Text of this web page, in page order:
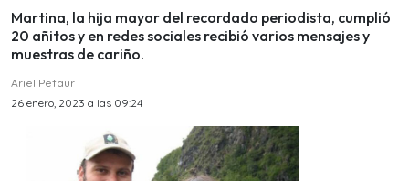
Martina, la hija mayor del recordado periodista, cumplió
20 añitos y en redes sociales recibió varios mensajes y
muestras de cariño.
Ariel Pefaur
26 enero, 2023 a las 09:24